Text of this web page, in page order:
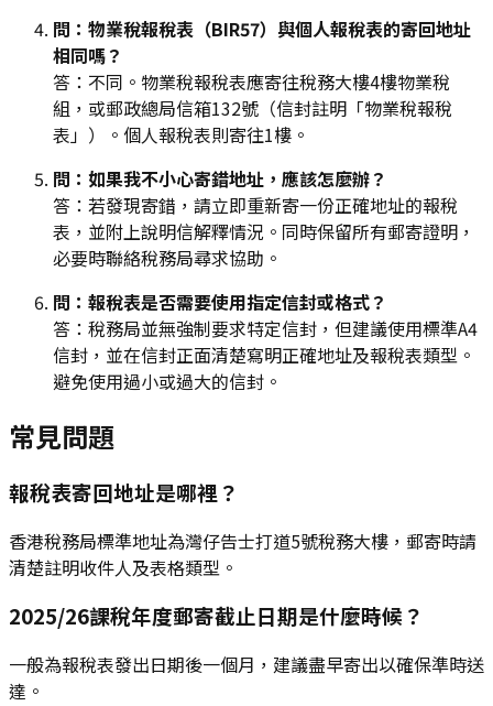
問：物業稅報稅表（BIR57）與個人報稅表的寄回地址
相同嗎？
答：不同。物業稅報稅表應寄往稅務大樓4樓物業稅
組，或郵政總局信箱132號（信封註明「物業稅報稅
表」）。個人報稅表則寄往1樓。
問：如果我不小心寄錯地址，應該怎麼辦？
答：若發現寄錯，請立即重新寄一份正確地址的報稅
表，並附上說明信解釋情況。同時保留所有郵寄證明，
必要時聯絡稅務局尋求協助。
問：報稅表是否需要使用指定信封或格式？
答：稅務局並無強制要求特定信封，但建議使用標準A4
信封，並在信封正面清楚寫明正確地址及報稅表類型。
避免使用過小或過大的信封。
常見問題
報稅表寄回地址是哪裡？
香港稅務局標準地址為灣仔告士打道5號稅務大樓，郵寄時請
清楚註明收件人及表格類型。
2025/26課稅年度郵寄截止日期是什麼時候？
一般為報稅表發出日期後一個月，建議盡早寄出以確保準時送
達。